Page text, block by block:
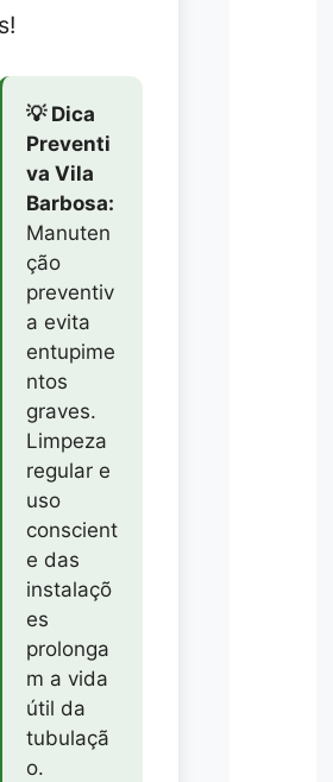
s!
💡 Dica
Preventi
va Vila
Barbosa:
Manuten
ção
preventiv
a evita
entupime
ntos
graves.
Limpeza
regular e
uso
conscient
e das
instalaçõ
es
prolonga
m a vida
útil da
tubulaçã
o.